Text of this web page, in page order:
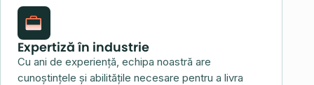
Expertiză în industrie
Cu ani de experiență, echipa noastră are
cunoștințele și abilitățile necesare pentru a livra